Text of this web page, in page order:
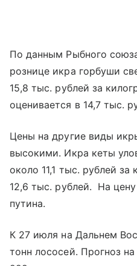
По данным Рыбного
рознице икра горбуши
15,8 тыс. рублей за
оценивается в 14,7 тыс.
Цены на другие виды
высокими. Икра кеты
около 11,1 тыс. рублей
12,6 тыс. рублей. На
путина.
К 27 июля на Дальнем
тонн лососей. Прогноз